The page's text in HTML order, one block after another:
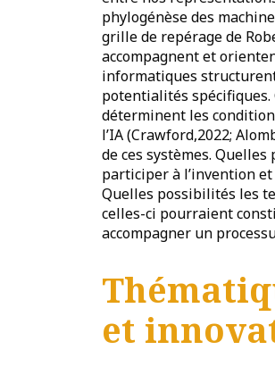
phylogénèse des
grille de repérage de
accompagnent et
informatiques
potentialités spécifiques.
déterminent les
l’IA (Crawford,2022;
de ces systèmes.
participer à l’invention
Quelles possibilités les
celles-ci pourraient
accompagner un
et